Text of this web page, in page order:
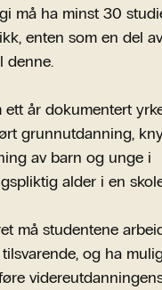
må ha minst 30
enten som en del
denne.
ett år dokumentert
grunnutdanning,
av barn og unge i
alder i en
må studentene
tilsvarende, og ha